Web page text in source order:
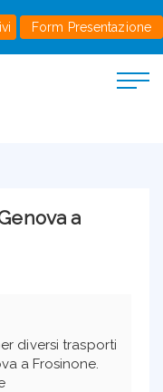
Form Presentazione
a
diversi trasporti
a Frosinone.